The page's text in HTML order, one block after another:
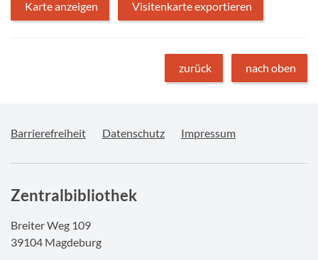
Karte anzeigen Visitenkarte exportieren
zurück nach oben
Barrierefreiheit Datenschutz Impressum
Zentralbibliothek
Breiter Weg 109
39104 Magdeburg